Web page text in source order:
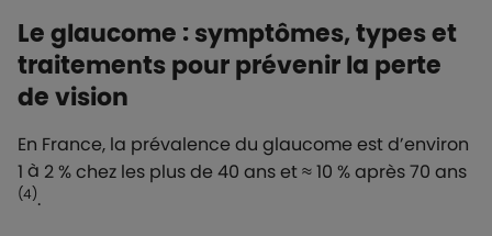
Le glaucome : symptômes, types et
traitements pour prévenir la perte
de vision
En France, la prévalence du glaucome est d’environ
1 à 2 % chez les plus de 40 ans et ≈ 10 % après 70 ans
(4).